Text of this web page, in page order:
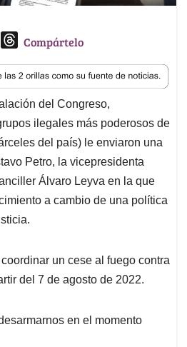
T
r
e
a
d
s
Compártelo
del Congreso,
ilegales más poderosos de
del país) le enviaron una
Petro, la vicepresidenta
Álvaro Leyva en la que
a cambio de una política
un cese al fuego contra
del 7 de agosto de 2022.
en el momento